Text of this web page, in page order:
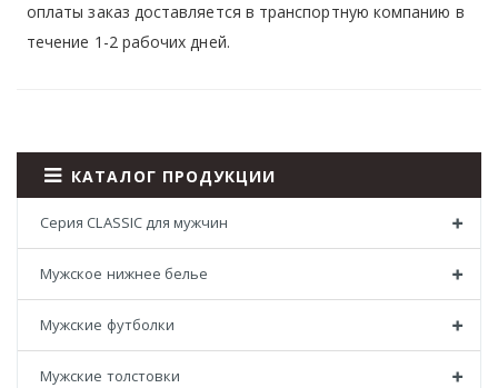
оплаты заказ доставляется в транспортную компанию в
течение 1-2 рабочих дней.
КАТАЛОГ ПРОДУКЦИИ
Серия CLASSIC для мужчин
Мужское нижнее белье
Мужские футболки
Мужские толстовки